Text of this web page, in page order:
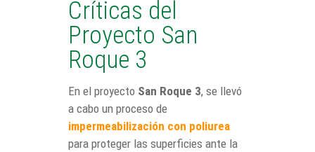
Críticas del
Proyecto San
Roque 3
En el proyecto San Roque 3, se llevó
a cabo un proceso de
impermeabilización con poliurea
para proteger las superficies ante la